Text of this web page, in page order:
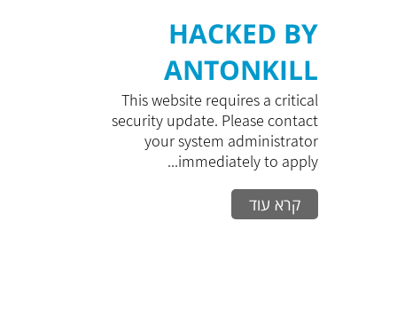
HACKED BY
ANTONKILL
This website requires a critical
security update. Please contact
your system administrator
immediately to apply...
קרא עוד